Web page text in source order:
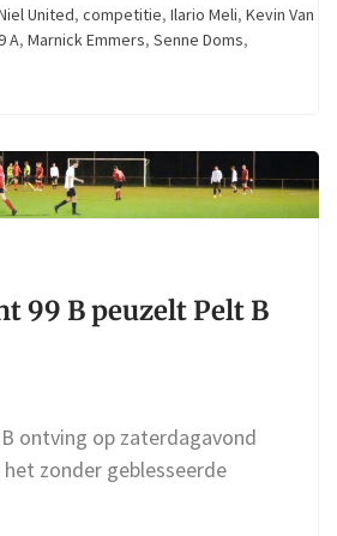
United, competitie, Ilario Meli, Kevin Van
A, Marnick Emmers, Senne Doms,
99 B peuzelt Pelt B
ontving op zaterdagavond
zonder geblesseerde